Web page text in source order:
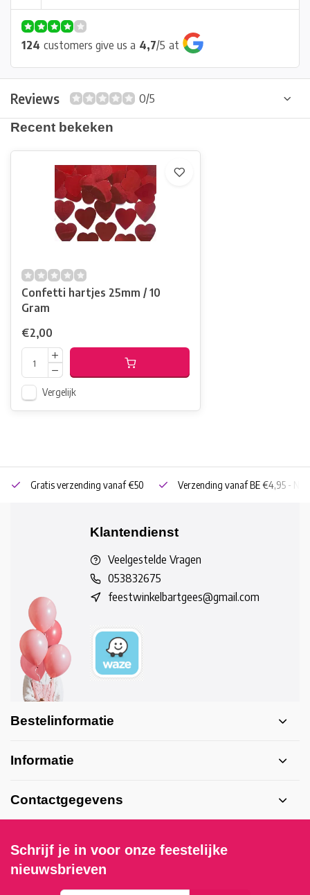
124 customers give us a 4,7/5 at
Reviews
0/5
Recent bekeken
Confetti hartjes 25mm / 10
Gram
€2,00
Vergelijk
Gratis verzending vanaf €50 Verzending vanaf BE €4,95 - NL
Klantendienst
Veelgestelde Vragen
053832675
feestwinkelbartgees@gmail.com
Bestelinformatie
Informatie
Contactgegevens
Schrijf je in voor onze feestelijke
nieuwsbrieven